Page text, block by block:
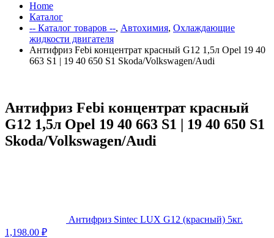
Home
Каталог
-- Каталог товаров --, Автохимия, Охлаждающие
жидкости двигателя
Антифриз Febi концентрат красный G12 1,5л Opel 19 40
663 S1 | 19 40 650 S1 Skoda/Volkswagen/Audi
Антифриз Febi концентрат красный
G12 1,5л Opel 19 40 663 S1 | 19 40 650 S1
Skoda/Volkswagen/Audi
Антифриз Sintec LUX G12 (красный) 5кг.
1,198.00 ₽